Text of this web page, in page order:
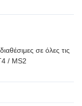
σε όλες τις
/ MS2